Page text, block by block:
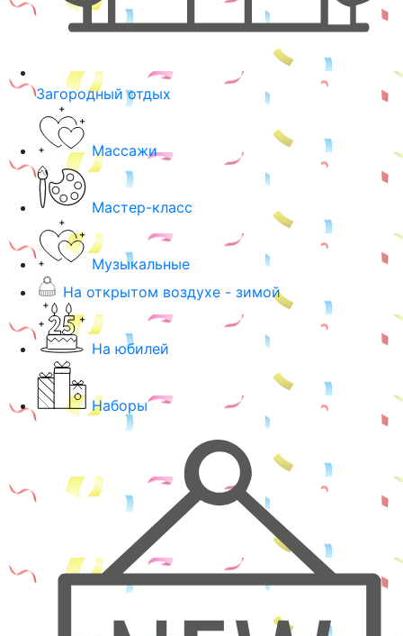
Загородный отдых
Массажи
Мастер-класс
Музыкальные
На открытом воздухе - зимой
На юбилей
Наборы